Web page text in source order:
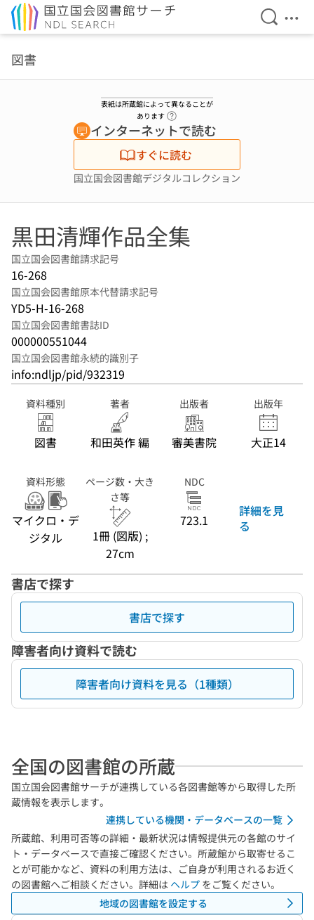
検索を
メ
図書
表紙は所蔵館によって異なることが
あります
インターネットで読む
すぐに読む
国立国会図書館デジタルコレクション
黒田清輝作品全集
国立国会図書館請求記号
16-268
国立国会図書館原本代替請求記号
YD5-H-16-268
国立国会図書館書誌ID
000000551044
国立国会図書館永続的識別子
info:ndljp/pid/932319
資料種別
図書
著者
和田英作 編
出版者
審美書院
出版年
大正14
資料形態
マイクロ・デ
ジタル
ページ数・大き
さ等
1冊 (図版) ;
27cm
NDC
723.1
詳細を見
る
書店で探す
書店で探す
障害者向け資料で読む
障害者向け資料を見る（1種類）
全国の図書館の所蔵
国立国会図書館サーチが連携している各図書館等から取得した所
蔵情報を表示します。
連携している機関・データベースの一覧
所蔵館、利用可否等の詳細・最新状況は情報提供元の各館のサイ
ト・データベースで直接ご確認ください。所蔵館から取寄せるこ
とが可能かなど、資料の利用方法は、ご自身が利用されるお近く
の図書館へご相談ください。詳細は ヘルプ をご覧ください。
地域の図書館を設定する